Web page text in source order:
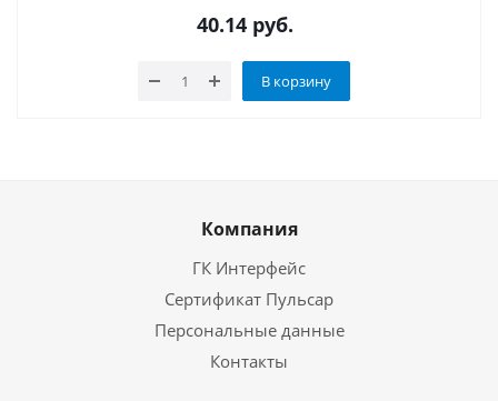
40.14 руб.
В корзину
Компания
ГК Интерфейс
Сертификат Пульсар
Персональные данные
Контакты